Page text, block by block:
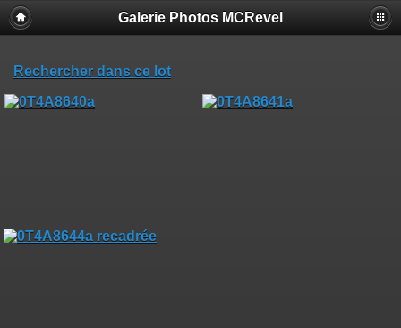
Galerie Photos MCRevel
Rechercher dans ce lot